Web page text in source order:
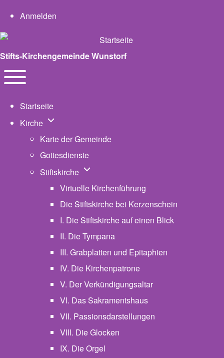
User account menu
Anmelden
Stifts-Kirchengemeinde Wunstorf
Navigation
Startseite
Kirche Unternavigation von Kirche
Karte der Gemeinde
Gottesdienste
Stiftskirche Unternavigation von Stiftskirche
Virtuelle Kirchenführung
Die Stiftskirche bei Kerzenschein
I. Die Stiftskirche auf einen Blick
II. Die Tympana
III. Grabplatten und Epitaphien
IV. Die Kirchenpatrone
V. Der Verkündigungsaltar
VI. Das Sakramentshaus
VII. Passionsdarstellungen
VIII. Die Glocken
IX. Die Orgel